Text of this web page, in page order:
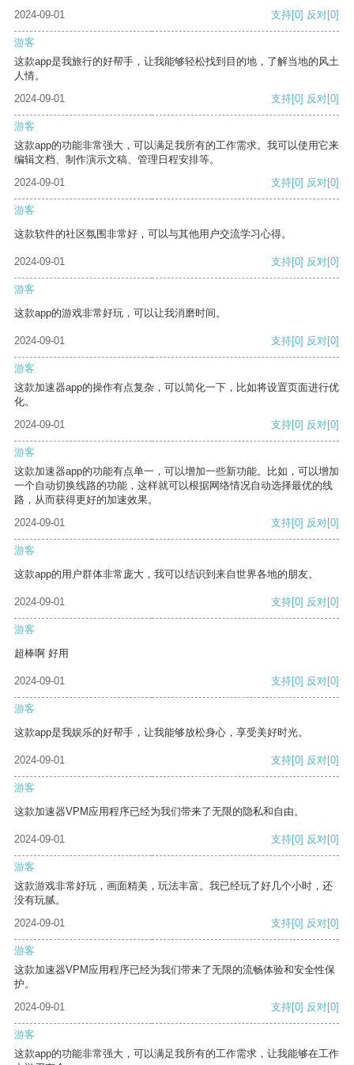
2024-09-01 支持[0] 反对[0]
游客
这款app是我旅行的好帮手，让我能够轻松找到目的地，了解当地的风土
人情。
2024-09-01
支持[0] 反对[0]
游客
这款app的功能非常强大，可以满足我所有的工作需求。我可以使用它来
编辑文档、制作演示文稿、管理日程安排等。
2024-09-01
支持[0] 反对[0]
游客
这款软件的社区氛围非常好，可以与其他用户交流学习心得。
2024-09-01 支持[0] 反对[0]
游客
这款app的游戏非常好玩，可以让我消磨时间。
2024-09-01 支持[0] 反对[0]
游客
这款加速器app的操作有点复杂，可以简化一下，比如将设置页面进行优
化。
2024-09-01
支持[0] 反对[0]
游客
这款加速器app的功能有点单一，可以增加一些新功能。比如，可以增加
一个自动切换线路的功能，这样就可以根据网络情况自动选择最优的线
路，从而获得更好的加速效果。
2024-09-01
支持[0] 反对[0]
游客
这款app的用户群体非常庞大，我可以结识到来自世界各地的朋友。
2024-09-01 支持[0] 反对[0]
游客
超棒啊 好用
2024-09-01 支持[0] 反对[0]
游客
这款app是我娱乐的好帮手，让我能够放松身心，享受美好时光。
2024-09-01 支持[0] 反对[0]
游客
这款加速器VPM应用程序已经为我们带来了无限的隐私和自由。
2024-09-01 支持[0] 反对[0]
游客
这款游戏非常好玩，画面精美，玩法丰富。我已经玩了好几个小时，还
没有玩腻。
2024-09-01
支持[0] 反对[0]
游客
这款加速器VPM应用程序已经为我们带来了无限的流畅体验和安全性保
护。
2024-09-01
支持[0] 反对[0]
游客
这款app的功能非常强大，可以满足我所有的工作需求，让我能够在工作